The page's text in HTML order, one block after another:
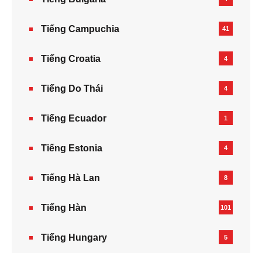
Tiếng Campuchia 41
Tiếng Croatia 4
Tiếng Do Thái 4
Tiếng Ecuador 1
Tiếng Estonia 4
Tiếng Hà Lan 8
Tiếng Hàn 101
Tiếng Hungary 5